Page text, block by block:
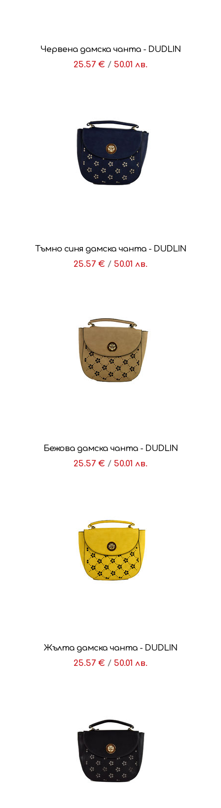
Червена дамска чанта - DUDLIN
25.57 € / 50.01 лв.
Тъмно синя дамска чанта - DUDLIN
25.57 € / 50.01 лв.
Бежова дамска чанта - DUDLIN
25.57 € / 50.01 лв.
Жълта дамска чанта - DUDLIN
25.57 € / 50.01 лв.